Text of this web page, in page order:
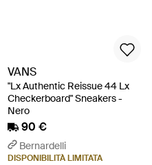
VANS
"Lx Authentic Reissue 44 Lx
Checkerboard" Sneakers -
Nero
90 €
Bernardelli
DISPONIBILITÀ LIMITATA